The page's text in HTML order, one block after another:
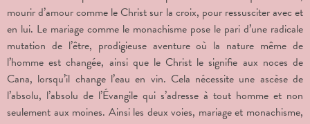
mourir d’amour comme le Christ sur la croix, pour ressusciter avec et
en lui. Le mariage comme le monachisme pose le pari d’une radicale
mutation de l’être, prodigieuse aventure où la nature même de
l’homme est changée, ainsi que le Christ le signifie aux noces de
Cana, lorsqu’il change l’eau en vin. Cela nécessite une ascèse de
l’absolu, l’absolu de l’Évangile qui s’adresse à tout homme et non
seulement aux moines. Ainsi les deux voies, mariage et monachisme,